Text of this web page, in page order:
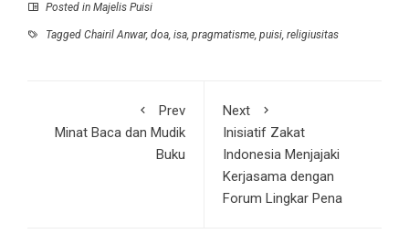
Posted in Majelis Puisi
Tagged Chairil Anwar, doa, isa, pragmatisme, puisi, religiusitas
Prev
Minat Baca dan Mudik
Buku
Next
Inisiatif Zakat
Indonesia Menjajaki
Kerjasama dengan
Forum Lingkar Pena